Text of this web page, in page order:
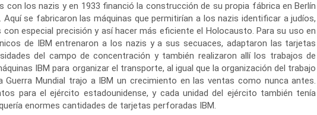
con los nazis y en 1933 financió la construcción de su propia fábrica en Berlín
Aquí se fabricaron las máquinas que permitirían a los nazis identificar a judíos,
especial precisión y así hacer más eficiente el Holocausto. Para su uso en
de IBM entrenaron a los nazis y a sus secuaces, adaptaron las tarjetas
del campo de concentración y también realizaron allí los trabajos de
IBM para organizar el transporte, al igual que la organización del trabajo
Guerra Mundial trajo a IBM un crecimiento en las ventas como nunca antes.
para el ejército estadounidense, y cada unidad del ejército también tenía
enormes cantidades de tarjetas perforadas IBM.